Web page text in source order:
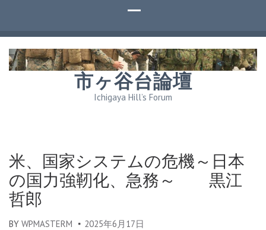
市ヶ谷台論壇
Ichigaya Hill’s Forum
米、国家システムの危機～日本
の国力強靭化、急務～ 黒江
哲郎
BY WPMASTERM 2025年6月17日